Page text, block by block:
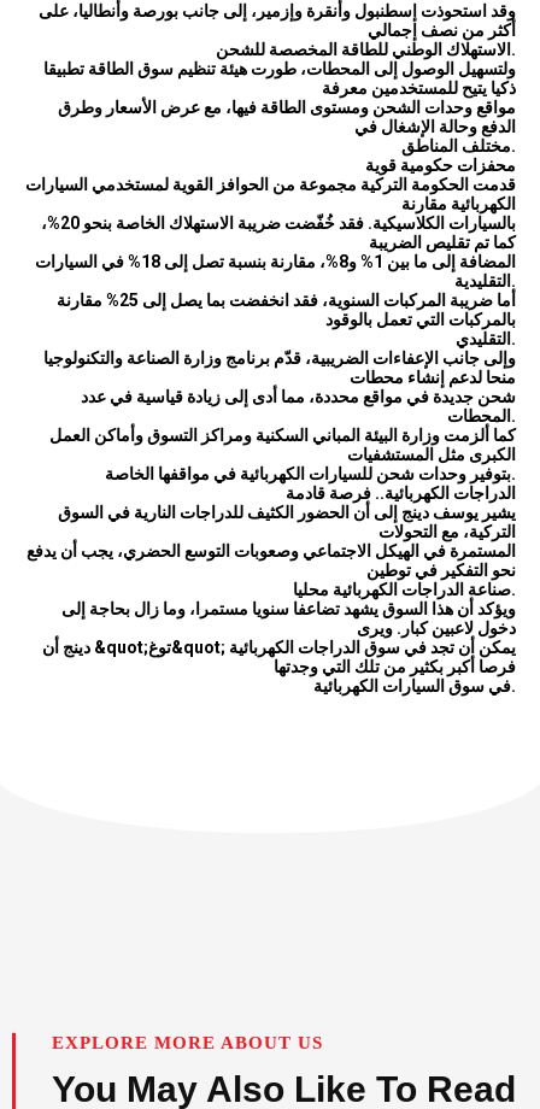
وقد استحوذت إسطنبول وأنقرة وإزمير، إلى جانب بورصة وأنطاليا، على
أكثر من نصف إجمالي
الاستهلاك الوطني للطاقة المخصصة للشحن.
ولتسهيل الوصول إلى المحطات، طورت هيئة تنظيم سوق الطاقة تطبيقا
ذكيا يتيح للمستخدمين معرفة
مواقع وحدات الشحن ومستوى الطاقة فيها، مع عرض الأسعار وطرق
الدفع وحالة الإشغال في
مختلف المناطق.
محفزات حكومية قوية
قدمت الحكومة التركية مجموعة من الحوافز القوية لمستخدمي السيارات
الكهربائية مقارنة
بالسيارات الكلاسيكية. فقد خُفّضت ضريبة الاستهلاك الخاصة بنحو 20%،
كما تم تقليص الضريبة
المضافة إلى ما بين 1% و8%، مقارنة بنسبة تصل إلى 18% في السيارات
التقليدية.
أما ضريبة المركبات السنوية، فقد انخفضت بما يصل إلى 25% مقارنة
بالمركبات التي تعمل بالوقود
التقليدي.
وإلى جانب الإعفاءات الضريبية، قدّم برنامج وزارة الصناعة والتكنولوجيا
منحا لدعم إنشاء محطات
شحن جديدة في مواقع محددة، مما أدى إلى زيادة قياسية في عدد
المحطات.
كما ألزمت وزارة البيئة المباني السكنية ومراكز التسوق وأماكن العمل
الكبرى مثل المستشفيات
بتوفير وحدات شحن للسيارات الكهربائية في مواقفها الخاصة.
الدراجات الكهربائية.. فرصة قادمة
يشير يوسف دينج إلى أن الحضور الكثيف للدراجات النارية في السوق
التركية، مع التحولات
المستمرة في الهيكل الاجتماعي وصعوبات التوسع الحضري، يجب أن يدفع
نحو التفكير في توطين
صناعة الدراجات الكهربائية محليا.
ويؤكد أن هذا السوق يشهد تضاعفا سنويا مستمرا، وما زال بحاجة إلى
دخول لاعبين كبار. ويرى
دينج أن &quot;توغ&quot; يمكن أن تجد في سوق الدراجات الكهربائية
فرصا أكبر بكثير من تلك التي وجدتها
في سوق السيارات الكهربائية.
EXPLORE MORE ABOUT US
You May Also Like To Read